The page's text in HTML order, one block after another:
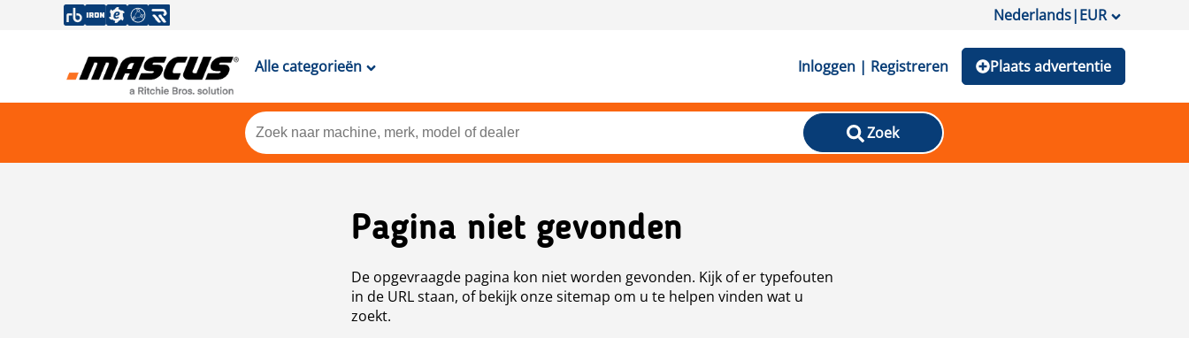
Nederlands|EUR
Alle categorieën Inloggen | Registreren Plaats advertentie
Zoek
Pagina niet gevonden
De opgevraagde pagina kon niet worden gevonden. Kijk of er typefouten
in de URL staan, of bekijk onze sitemap om u te helpen vinden wat u
zoekt.